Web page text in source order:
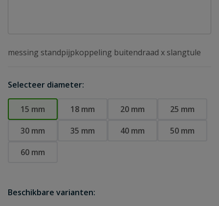
messing standpijpkoppeling buitendraad x slangtule
Selecteer diameter:
15 mm 18 mm 20 mm
25 mm
30 mm
35 mm 40 mm
50 mm
60 mm
Beschikbare varianten: